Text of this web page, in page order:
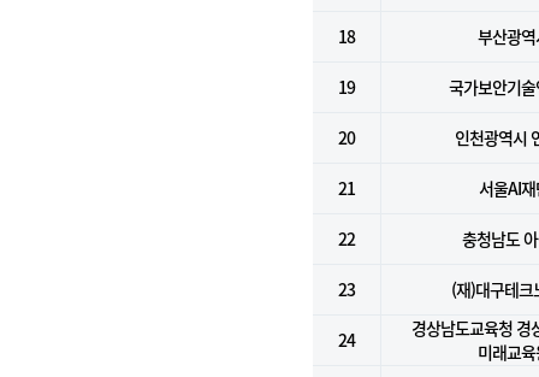
18 부산광
19 국가보안기
20 인천광역시
21 서울AI재
22 충청남도
23 (재)대구테크
24
경상남도교육청 경
미래교